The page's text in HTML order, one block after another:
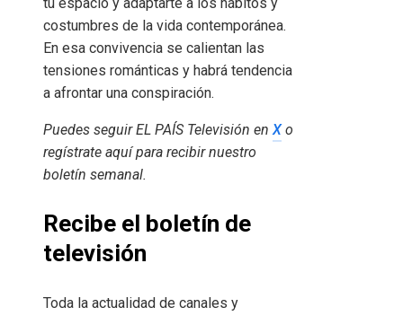
tu espacio y adaptarte a los hábitos y
costumbres de la vida contemporánea.
En esa convivencia se calientan las
tensiones románticas y habrá tendencia
a afrontar una conspiración.
Puedes seguir EL PAÍS Televisión enXo
regístrate aquí para recibirnuestro
boletín semanal.
Recibe el boletín de
televisión
Toda la actualidad de canales y